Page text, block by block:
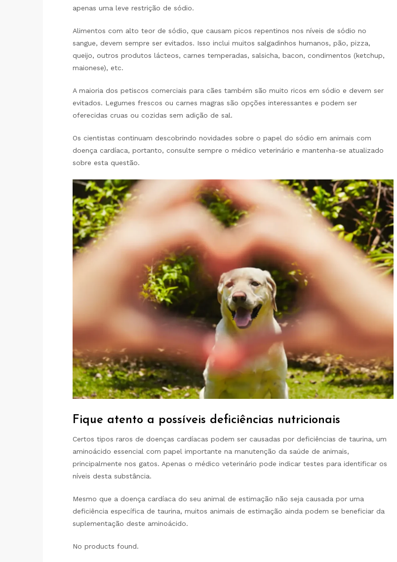
apenas uma leve restrição de sódio.
Alimentos com alto teor de sódio, que causam picos repentinos nos níveis de sódio no
sangue, devem sempre ser evitados. Isso inclui muitos salgadinhos humanos, pão, pizza,
queijo, outros produtos lácteos, carnes temperadas, salsicha, bacon, condimentos (ketchup,
maionese), etc.
A maioria dos petiscos comerciais para cães também são muito ricos em sódio e devem ser
evitados. Legumes frescos ou carnes magras são opções interessantes e podem ser
oferecidas cruas ou cozidas sem adição de sal.
Os cientistas continuam descobrindo novidades sobre o papel do sódio em animais com
doença cardíaca, portanto, consulte sempre o médico veterinário e mantenha-se atualizado
sobre esta questão.
Fique atento a possíveis deficiências nutricionais
Certos tipos raros de doenças cardíacas podem ser causadas por deficiências de taurina, um
aminoácido essencial com papel importante na manutenção da saúde de animais,
principalmente nos gatos. Apenas o médico veterinário pode indicar testes para identificar os
níveis desta substância.
Mesmo que a doença cardíaca do seu animal de estimação não seja causada por uma
deficiência específica de taurina, muitos animais de estimação ainda podem se beneficiar da
suplementação deste aminoácido.
No products found.